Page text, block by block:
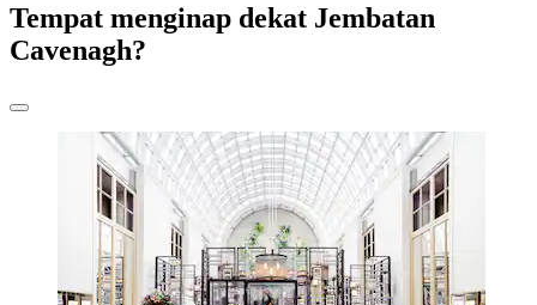
Tempat menginap dekat Jembatan
Cavenagh?